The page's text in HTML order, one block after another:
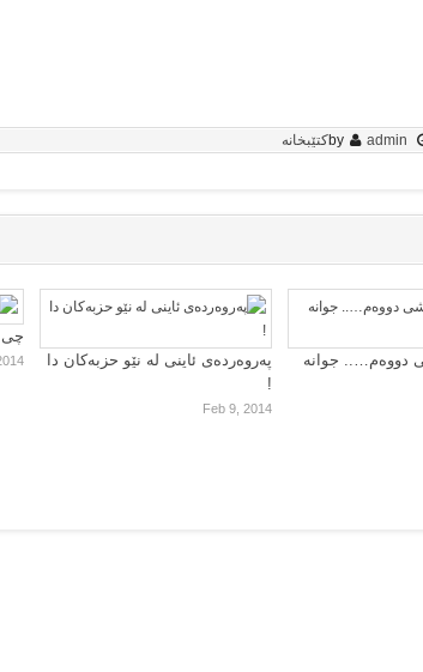
by admin کتێبخانە
چی
پەروەردەی ئاینی لە نێو حزبەکان دا
!
Feb 9, 2014
دووەم….. جوانە